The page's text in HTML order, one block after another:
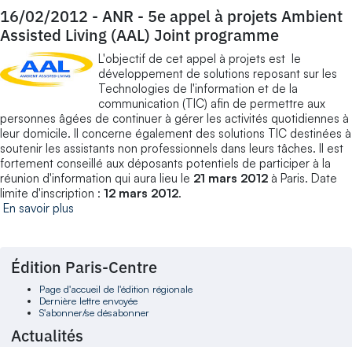
16/02/2012 - ANR - 5e appel à projets Ambient
Assisted Living (AAL) Joint programme
L'objectif de cet appel à projets est le
développement de solutions reposant sur les
Technologies de l'information et de la
communication (TIC) afin de permettre aux
personnes âgées de continuer à gérer les activités quotidiennes à
leur domicile. Il concerne également des solutions TIC destinées à
soutenir les assistants non professionnels dans leurs tâches. Il est
fortement conseillé aux déposants potentiels de participer à la
réunion d'information qui aura lieu le 21 mars 2012 à Paris. Date
limite d'inscription : 12 mars 2012.
En savoir plus
Édition Paris-Centre
Page d'accueil de l'édition régionale
Dernière lettre envoyée
S'abonner/se désabonner
Actualités